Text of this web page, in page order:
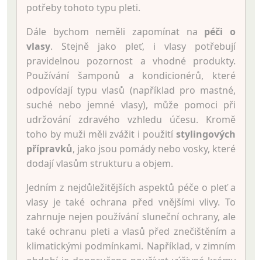
potřeby tohoto typu pleti.
Dále bychom neměli zapomínat na péči o
vlasy. Stejně jako pleť, i vlasy potřebují
pravidelnou pozornost a vhodné produkty.
Používání šamponů a kondicionérů, které
odpovídají typu vlasů (například pro mastné,
suché nebo jemné vlasy), může pomoci při
udržování zdravého vzhledu účesu. Kromě
toho by muži měli zvážit i použití stylingových
přípravků, jako jsou pomády nebo vosky, které
dodají vlasům strukturu a objem.
Jedním z nejdůležitějších aspektů péče o pleť a
vlasy je také ochrana před vnějšími vlivy. To
zahrnuje nejen používání sluneční ochrany, ale
také ochranu pleti a vlasů před znečištěním a
klimatickými podmínkami. Například, v zimním